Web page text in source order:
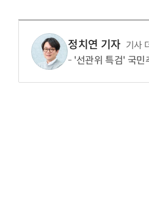
정치연 기자 기사
'선관위 특검' 국